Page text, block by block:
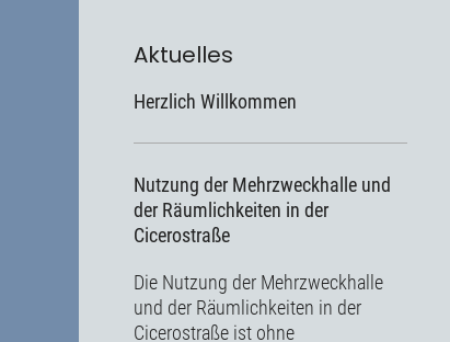
Aktuelles
Herzlich Willkommen
Nutzung der Mehrzweckhalle und
der Räumlichkeiten in der
Cicerostraße
Die Nutzung der Mehrzweckhalle
und der Räumlichkeiten in der
Cicerostraße ist ohne